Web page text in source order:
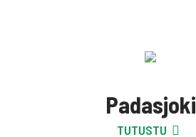
Padasjoki
TUTUSTU